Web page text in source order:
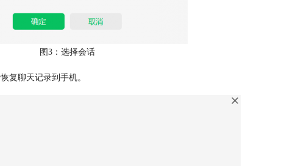
图3：选择会话
复聊天记录到手机。